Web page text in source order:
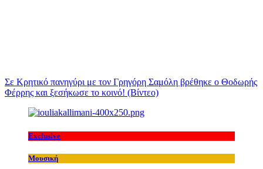
Σε Κρητικό πανηγύρι με τον Γρηγόρη Σαμόλη βρέθηκε ο Θοδωρής
Φέρρης και ξεσήκωσε το κοινό! (Βίντεο)
Exclusive
Μουσική